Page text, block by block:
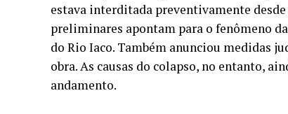
estava interditada preventivamente
preliminares apontam para o fenômeno
do Rio Iaco. Também anunciou medidas
obra. As causas do colapso, no entanto,
andamento.